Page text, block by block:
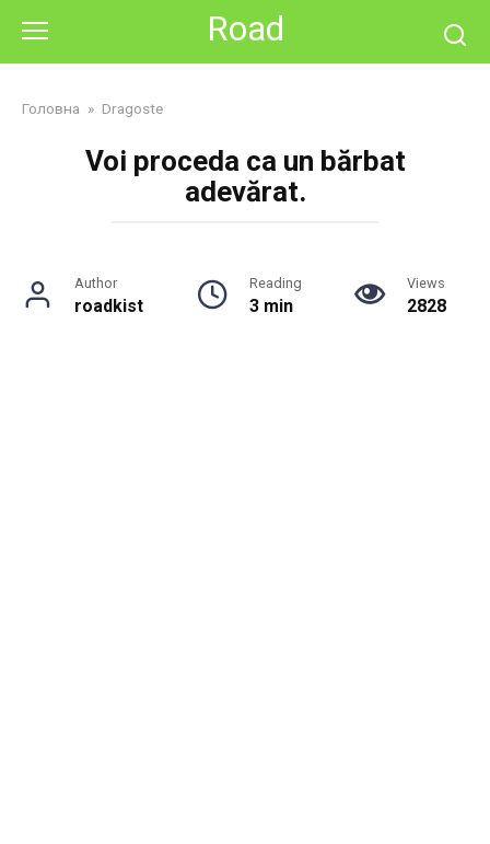
content
Road
Головна » Dragoste
Voi proceda ca un bărbat
adevărat.
Author
roadkist
Reading
3 min
Views
2828